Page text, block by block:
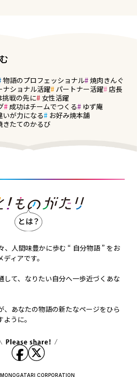
物語のプロフェッショナル 焼肉きんぐ
ナショナル活躍 パートナー活躍 店長
挑戦の先に
女性活躍
成功はチームでつくる
ゆず庵
いが力になる
お好み焼本舗
きたてのかるび
、人間味豊かに歩む “ 自分物語 ” をお
ィアです。
して、なりたい自分へ一歩近づくあな
、あなたの物語の新たなページをひら
うに。
CORPORATION